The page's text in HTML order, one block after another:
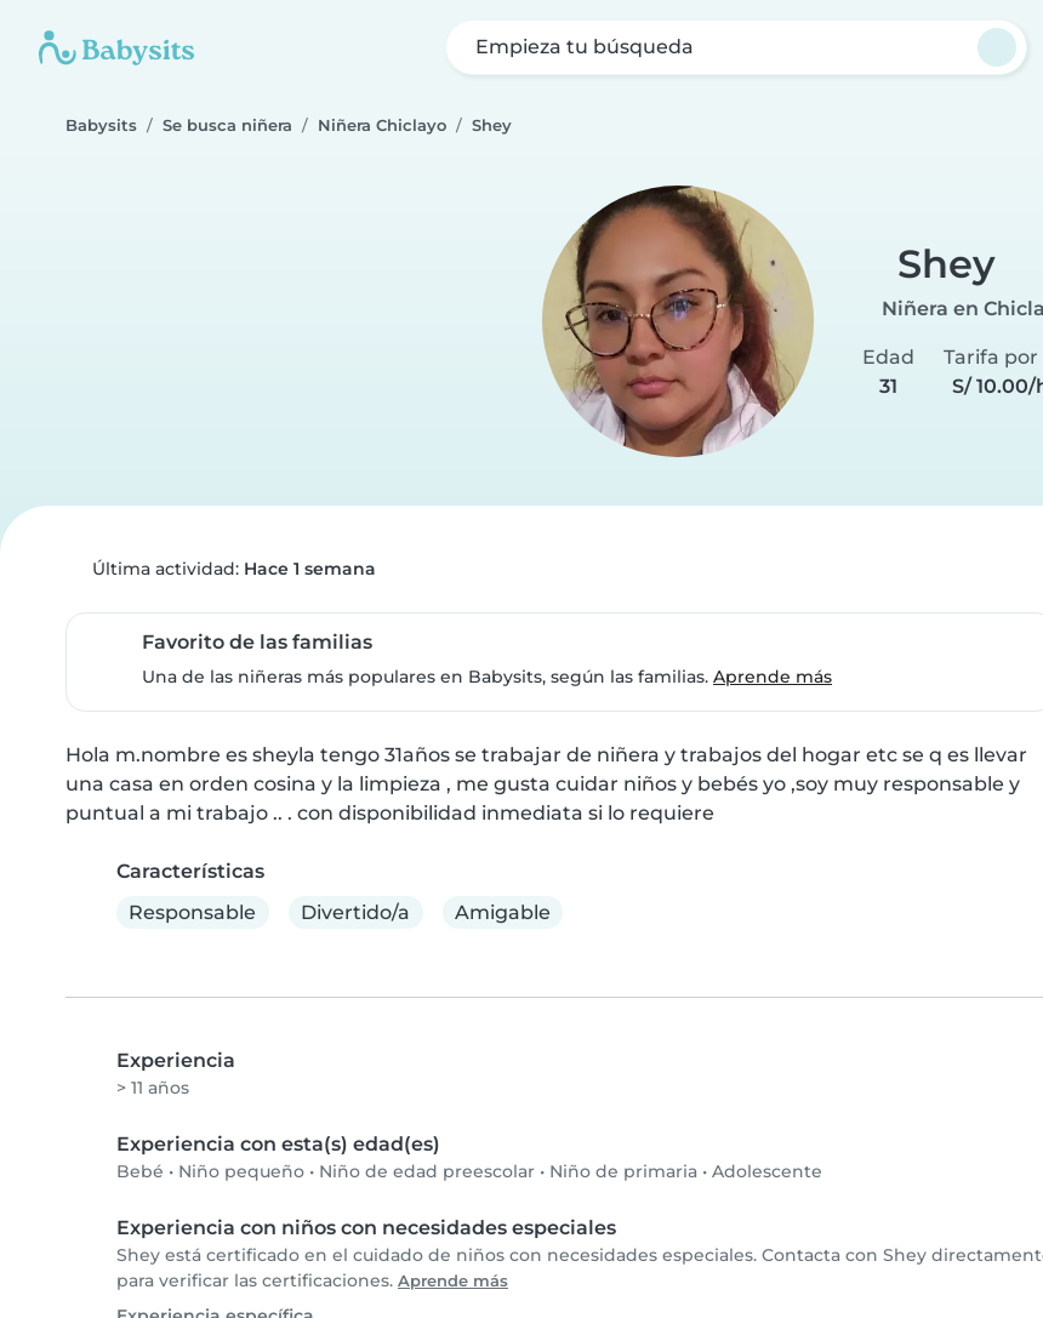
Empieza tu búsqueda
Babysits Se busca niñera Niñera Chiclayo Shey
Shey
Niñera en
Edad
31
Tarifa por
S/ 10.00/
Última actividad: Hace 1 semana
Favorito de las familias
Una de las niñeras más populares en Babysits, según las familias. Aprende más
Hola m.nombre es sheyla tengo 31años se trabajar de niñera y trabajos del hogar etc se q es llevar
una casa en orden cosina y la limpieza , me gusta cuidar niños y bebés yo ,soy muy responsable y
puntual a mi trabajo .. . con disponibilidad inmediata si lo requiere
Características
Responsable
Divertido/a Amigable
Experiencia
> 11 años
Experiencia con esta(s) edad(es)
Bebé • Niño pequeño • Niño de edad preescolar • Niño de primaria • Adolescente
Experiencia con niños con necesidades especiales
Shey está certificado en el cuidado de niños con necesidades especiales. Contacta con Shey
para verificar las certificaciones. Aprende más